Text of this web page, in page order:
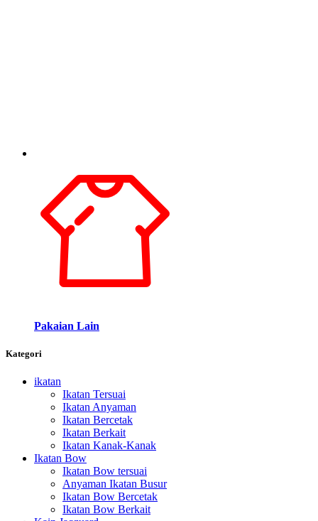
Pakaian Lain
Kategori
ikatan
Ikatan Tersuai
Ikatan Anyaman
Ikatan Bercetak
Ikatan Berkait
Ikatan Kanak-Kanak
Ikatan Bow
Ikatan Bow tersuai
Anyaman Ikatan Busur
Ikatan Bow Bercetak
Ikatan Bow Berkait